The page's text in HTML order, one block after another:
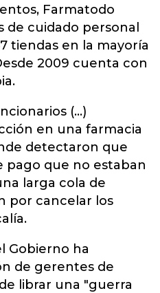
Farmatodo
cuidado personal
tiendas en la mayoría
2009 cuenta con
(...)
en una farmacia
detectaron que
pago que no estaban
larga cola de
por cancelar los
Gobierno ha
de gerentes de
librar una "guerra